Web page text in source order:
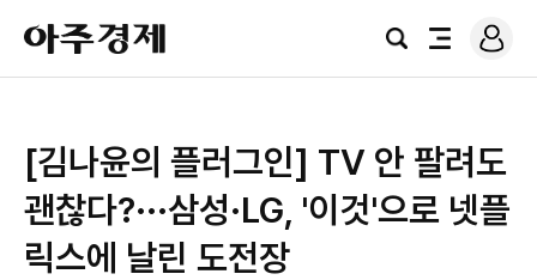
아
주
경
검
전
로
그
[김나윤의 플러그인] TV 안 팔려도
괜찮다?···삼성·LG, '이것'으로 넷플
릭스에 날린 도전장